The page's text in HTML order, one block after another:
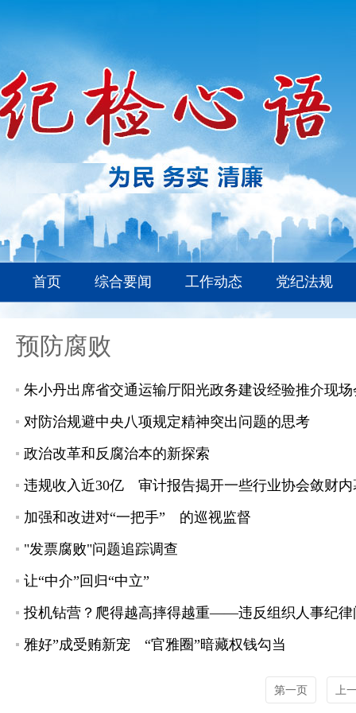
首页 综合要闻 工作动态 党纪法规
预防腐败
朱小丹出席省交通运输厅阳光政务建设经验推介现
对防治规避中央八项规定精神突出问题的思考
政治改革和反腐治本的新探索
违规收入近30亿 审计报告揭开一些行业协会敛财内
加强和改进对“一把手” 的巡视监督
"发票腐败"问题追踪调查
让“中介”回归“中立”
投机钻营？爬得越高摔得越重——违反组织人事纪律
雅好”成受贿新宠 “官雅圈”暗藏权钱勾当
第一页 上